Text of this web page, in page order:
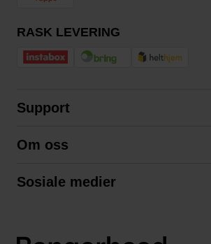
RASK LEVERING
Support
Kjøpsvilkår
Om oss
Sosiale medier